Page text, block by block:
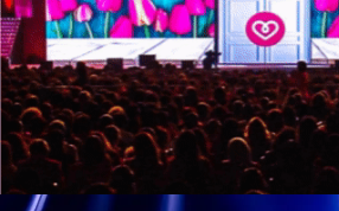
Vídeo & Post Producción